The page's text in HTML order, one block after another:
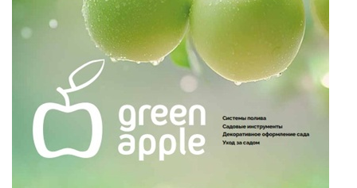
ИСТОЧНИКИ СВЕТА
КАБЕЛЕНЕСУЩИЕ СИСТЕМЫ
КАБЕЛЬ